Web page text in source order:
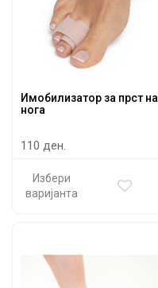
Имобилизатор за прст на
нога
110 ден.
Избери
варијанта